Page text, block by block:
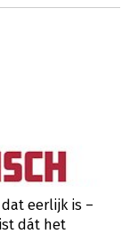
eerlijk is –
dát het